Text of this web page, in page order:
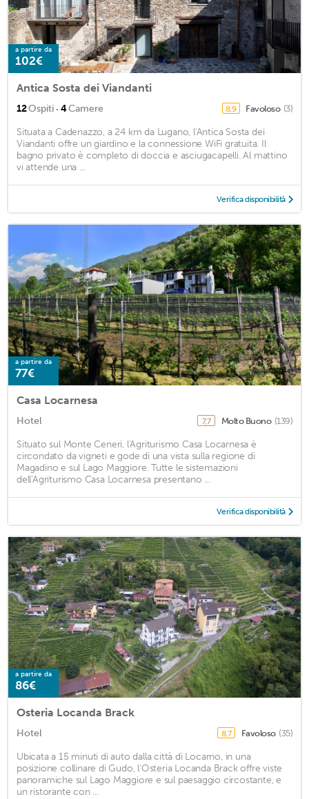
a partire da
102€
Antica Sosta dei Viandanti
12Ospiti · 4Camere 8,9 Favoloso (3)
Situata a Cadenazzo, a 24 km da Lugano, l'Antica Sosta dei
Viandanti offre un giardino e la connessione WiFi gratuita. Il
bagno privato è completo di doccia e asciugacapelli. Al mattino
vi attende una ...
Verifica disponibilità
a partire da
77€
Casa Locarnesa
Hotel 7,7 Molto Buono (139)
Situato sul Monte Ceneri, l'Agriturismo Casa Locarnesa è
circondato da vigneti e gode di una vista sulla regione di
Magadino e sul Lago Maggiore. Tutte le sistemazioni
dell'Agriturismo Casa Locarnesa presentano ...
Verifica disponibilità
a partire da
86€
Osteria Locanda Brack
Hotel 8,7 Favoloso (35)
Ubicata a 15 minuti di auto dalla città di Locarno, in una
posizione collinare di Gudo, l'Osteria Locanda Brack offre viste
panoramiche sul Lago Maggiore e sul paesaggio circostante, e
un ristorante con ...